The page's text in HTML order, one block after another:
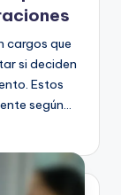
cargos que
si deciden
Estos
según…